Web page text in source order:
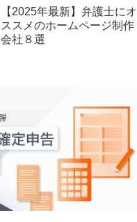
【2025年最新】弁護士にオ
ススメのホームページ制作
会社８選